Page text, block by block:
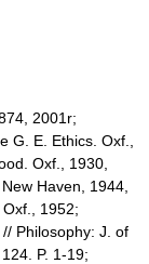
2001r;
G. E. Ethics. Oxf.,
Oxf., 1930,
Haven, 1944,
1952;
Philosophy: J. of
P. 1-19;